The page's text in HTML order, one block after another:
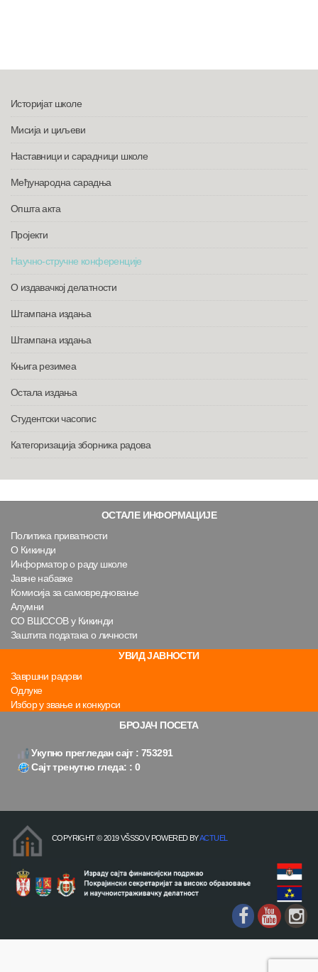
Историјат школе
Мисија и циљеви
Наставници и сарадници школе
Међународна сарадња
Општа акта
Пројекти
Научно-стручне конференције
О издавачкој делатности
Штампана издања
Штампана издања
Књига резимеа
Остала издања
Студентски часопис
Категоризација зборника радова
ОСТАЛЕ ИНФОРМАЦИЈЕ
Политика приватности
О Кикинди
Информатор о раду школе
Јавне набавке
Комисија за самовредновање
Алумни
СО ВШССОВ у Кикинди
Заштита података о личности
УВИД ЈАВНОСТИ
Завршни радови
Одлуке
Избор у звање и конкурси
БРОЈАЧ ПОСЕТА
Укупно прегледан сајт : 753291
Сајт тренутно гледа: : 0
COPYRIGHT © 2019 VŠSSOV POWERED BYACTUEL